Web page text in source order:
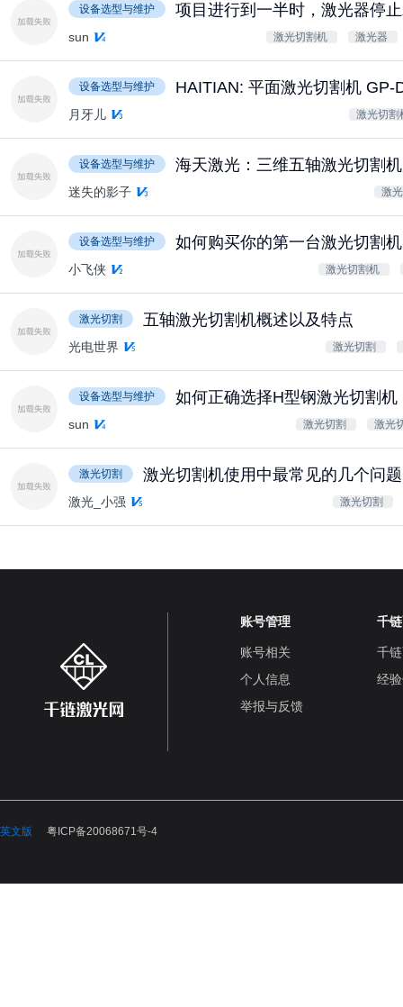
设备选型与维护 项目进行到一半时，激光器停
sun 激光切割机 激光器
设备选型与维护 HAITIAN: 平面激光切割机 GP-
月牙儿 激光切割
设备选型与维护 海天激光：三维五轴激光切割
迷失的影子 激
设备选型与维护 如何购买你的第一台激光切割机
小飞侠 激光切割机
激光切割 五轴激光切割机概述以及特点
光电世界 激光切割
设备选型与维护 如何正确选择H型钢激光切割机
sun 激光切割 激光
激光切割 激光切割机使用中最常见的几个问题
激光_小强 激光切割
账号管理
账号相关
个人信息
举报与反馈
千
千
经
英文版 粤ICP备20068671号-4